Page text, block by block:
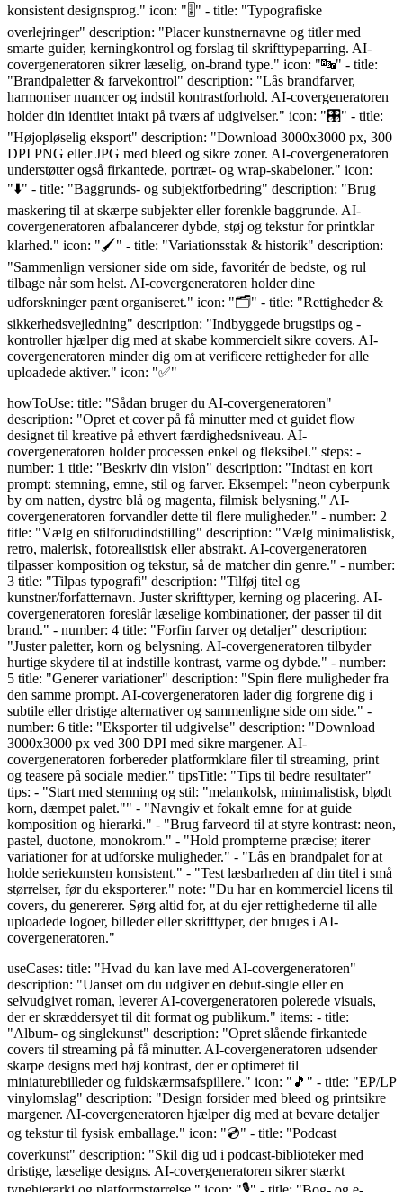
konsistent designsprog." icon: "🎚️" - title: "Typografiske
overlejringer" description: "Placer kunstnernavne og titler med
smarte guider, kerningkontrol og forslag til skrifttypeparring. AI-
covergeneratoren sikrer læselig, on-brand type." icon: "🔤" - title:
"Brandpaletter & farvekontrol" description: "Lås brandfarver,
harmoniser nuancer og indstil kontrastforhold. AI-covergeneratoren
holder din identitet intakt på tværs af udgivelser." icon: "🎛️" - title:
"Højopløselig eksport" description: "Download 3000x3000 px, 300
DPI PNG eller JPG med bleed og sikre zoner. AI-covergeneratoren
understøtter også firkantede, portræt- og wrap-skabeloner." icon:
"⬇️" - title: "Baggrunds- og subjektforbedring" description: "Brug
maskering til at skærpe subjekter eller forenkle baggrunde. AI-
covergeneratoren afbalancerer dybde, støj og tekstur for printklar
klarhed." icon: "🖌️" - title: "Variationsstak & historik" description:
"Sammenlign versioner side om side, favoritér de bedste, og rul
tilbage når som helst. AI-covergeneratoren holder dine
udforskninger pænt organiseret." icon: "🗂️" - title: "Rettigheder &
sikkerhedsvejledning" description: "Indbyggede brugstips og -
kontroller hjælper dig med at skabe kommercielt sikre covers. AI-
covergeneratoren minder dig om at verificere rettigheder for alle
uploadede aktiver." icon: "✅"
howToUse: title: "Sådan bruger du AI-covergeneratoren"
description: "Opret et cover på få minutter med et guidet flow
designet til kreative på ethvert færdighedsniveau. AI-
covergeneratoren holder processen enkel og fleksibel." steps: -
number: 1 title: "Beskriv din vision" description: "Indtast en kort
prompt: stemning, emne, stil og farver. Eksempel: "neon cyberpunk
by om natten, dystre blå og magenta, filmisk belysning." AI-
covergeneratoren forvandler dette til flere muligheder." - number: 2
title: "Vælg en stilforudindstilling" description: "Vælg minimalistisk,
retro, malerisk, fotorealistisk eller abstrakt. AI-covergeneratoren
tilpasser komposition og tekstur, så de matcher din genre." - number:
3 title: "Tilpas typografi" description: "Tilføj titel og
kunstner/forfatternavn. Juster skrifttyper, kerning og placering. AI-
covergeneratoren foreslår læselige kombinationer, der passer til dit
brand." - number: 4 title: "Forfin farver og detaljer" description:
"Juster paletter, korn og belysning. AI-covergeneratoren tilbyder
hurtige skydere til at indstille kontrast, varme og dybde." - number:
5 title: "Generer variationer" description: "Spin flere muligheder fra
den samme prompt. AI-covergeneratoren lader dig forgrene dig i
subtile eller dristige alternativer og sammenligne side om side." -
number: 6 title: "Eksporter til udgivelse" description: "Download
3000x3000 px ved 300 DPI med sikre margener. AI-
covergeneratoren forbereder platformklare filer til streaming, print
og teasere på sociale medier." tipsTitle: "Tips til bedre resultater"
tips: - "Start med stemning og stil: "melankolsk, minimalistisk, blødt
korn, dæmpet palet."" - "Navngiv et fokalt emne for at guide
komposition og hierarki." - "Brug farveord til at styre kontrast: neon,
pastel, duotone, monokrom." - "Hold prompterne præcise; iterer
variationer for at udforske muligheder." - "Lås en brandpalet for at
holde seriekunsten konsistent." - "Test læsbarheden af din titel i små
størrelser, før du eksporterer." note: "Du har en kommerciel licens til
covers, du genererer. Sørg altid for, at du ejer rettighederne til alle
uploadede logoer, billeder eller skrifttyper, der bruges i AI-
covergeneratoren."
useCases: title: "Hvad du kan lave med AI-covergeneratoren"
description: "Uanset om du udgiver en debut-single eller en
selvudgivet roman, leverer AI-covergeneratoren polerede visuals,
der er skræddersyet til dit format og publikum." items: - title:
"Album- og singlekunst" description: "Opret slående firkantede
covers til streaming på få minutter. AI-covergeneratoren udsender
skarpe designs med høj kontrast, der er optimeret til
miniaturebilleder og fuldskærmsafspillere." icon: "🎵" - title: "EP/LP
vinylomslag" description: "Design forsider med bleed og printsikre
margener. AI-covergeneratoren hjælper dig med at bevare detaljer
og tekstur til fysisk emballage." icon: "💿" - title: "Podcast
coverkunst" description: "Skil dig ud i podcast-biblioteker med
dristige, læselige designs. AI-covergeneratoren sikrer stærkt